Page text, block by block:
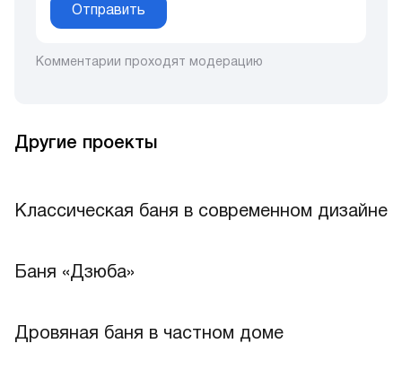
Отправить
Комментарии проходят модерацию
Другие проекты
Лучшее
Классическая баня в современном дизайне
Баня «Дзюба»
Дровяная баня в частном доме